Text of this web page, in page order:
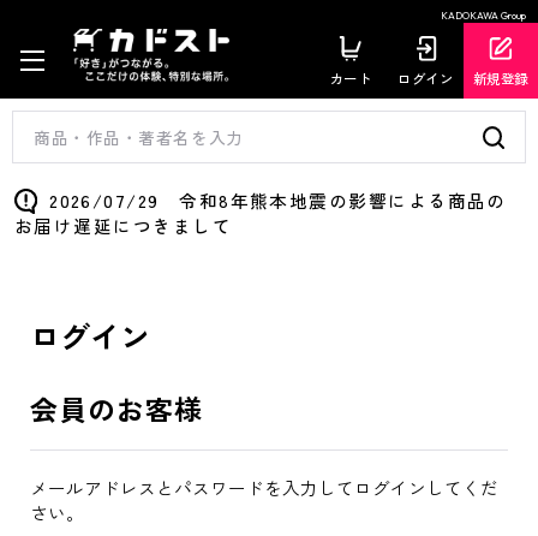
KADOKAWA Group
カート ログイン 新規登録
2026/07/29 令和8年熊本地震の影響による商品の
お届け遅延につきまして
ログイン
会員のお客様
メールアドレスとパスワードを入力してログインしてくだ
さい。